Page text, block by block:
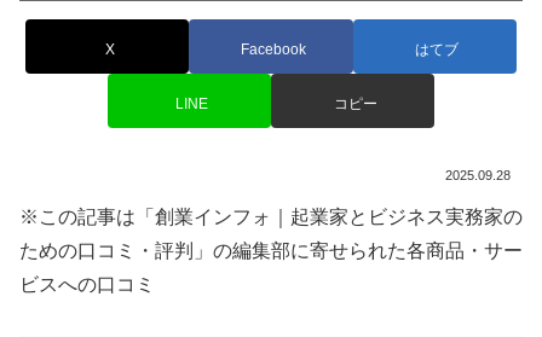
X Facebook はてブ
LINE コピー
2025.09.28
※この記事は「創業インフォ｜起業家とビジネス実務家の
ための口コミ・評判」の編集部に寄せられた各商品・サー
ビスへの口コミ